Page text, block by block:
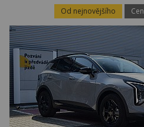
Od nejnovějšího